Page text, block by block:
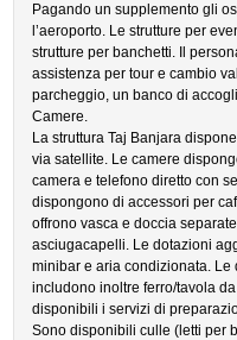
Pagando un supplemento gli
l’aeroporto. Le strutture per
strutture per banchetti. Il
assistenza per tour e cambio
parcheggio, un banco di
Camere.
La struttura Taj Banjara
via satellite. Le camere
camera e telefono diretto con
dispongono di accessori per
offrono vasca e doccia
asciugacapelli. Le dotazioni
minibar e aria condizionata.
includono inoltre ferro/tavola
disponibili i servizi di
Sono disponibili culle (letti per